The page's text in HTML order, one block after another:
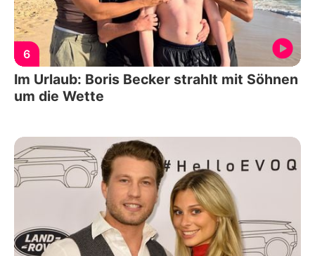
6
Im Urlaub: Boris Becker strahlt mit Söhnen
um die Wette